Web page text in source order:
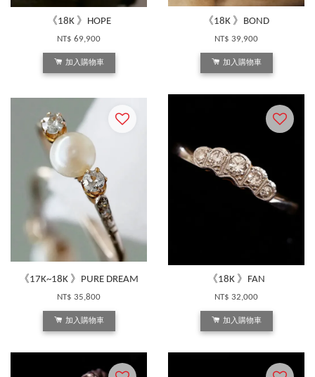
《18K 》HOPE
NT$ 69,900
加入購物車
《18K 》BOND
NT$ 39,900
加入購物車
《17K~18K 》PURE DREAM
NT$ 35,800
加入購物車
《18K 》FAN
NT$ 32,000
加入購物車